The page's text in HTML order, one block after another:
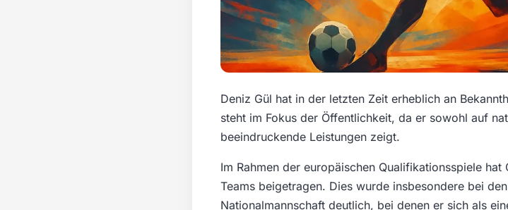
Deniz Gül hat in der letzten Zeit erheblich an
steht im Fokus der Öffentlichkeit, da er sowohl auf
beeindruckende Leistungen zeigt.
Im Rahmen der europäischen Qualifikationsspiele
Teams beigetragen. Dies wurde insbesondere bei
Nationalmannschaft deutlich, bei denen er sich als